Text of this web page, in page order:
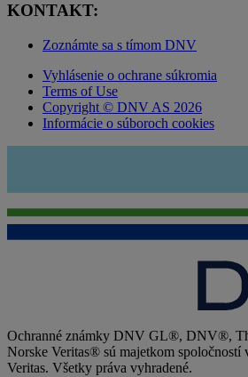
KONTAKT:
Zoznámte sa s tímom DNV
Vyhlásenie o ochrane súkromia
Terms of Use
Copyright © DNV AS 2026
Informácie o súboroch cookies
Ochranné známky DNV GL®, DNV®,
Norske Veritas® sú majetkom spoločností
Veritas. Všetky práva vyhradené.